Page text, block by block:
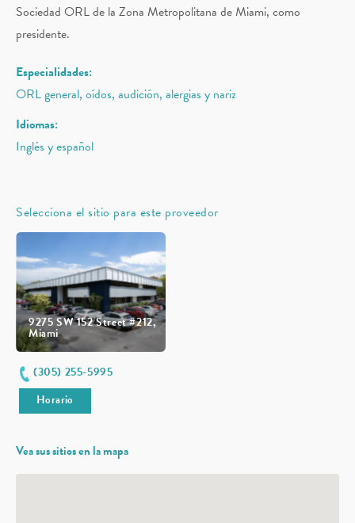
Sociedad ORL de la Zona Metropolitana de Miami, como
presidente.
Especialidades:
ORL general, oídos, audición, alergias y nariz
Idiomas:
Inglés y español
Selecciona el sitio para este proveedor
9275 SW 152 Street #212,
Miami
(305) 255-5995
Horario
Vea sus sitios en la mapa